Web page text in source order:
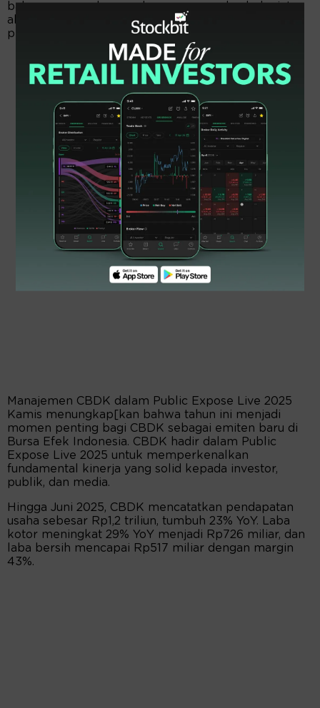
bahwa pengembangan kawasan yang berkelanjutan
akan menjadi fondasi kuat bagi pertumbuhan
perusahaan.
Manajemen CBDK dalam Public Expose Live 2025
Kamis menungkap[kan bahwa tahun ini menjadi
momen penting bagi CBDK sebagai emiten baru di
Bursa Efek Indonesia. CBDK hadir dalam Public
Expose Live 2025 untuk memperkenalkan
fundamental kinerja yang solid kepada investor,
publik, dan media.
Hingga Juni 2025, CBDK mencatatkan pendapatan
usaha sebesar Rp1,2 triliun, tumbuh 23% YoY. Laba
kotor meningkat 29% YoY menjadi Rp726 miliar, dan
laba bersih mencapai Rp517 miliar dengan margin
43%.